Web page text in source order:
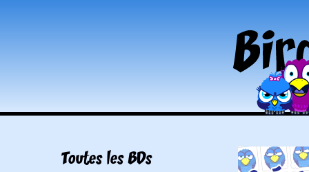
Toutes les BDs